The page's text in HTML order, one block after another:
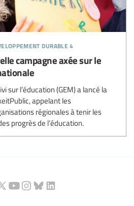
durable 4
campagne axée sur le
sur l’éducation (GEM) a lancé la
appelant les
régionales à tenir les
progrès de l’éducation.